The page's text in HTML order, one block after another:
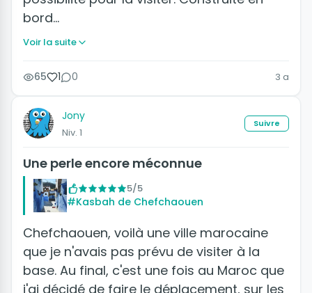
bord…
Voir la suite
65 1 0 3 a
Jony
Niv. 1
Suivre
Une perle encore méconnue
5/5
#Kasbah de Chefchaouen
Chefchaouen, voilà une ville marocaine
que je n'avais pas prévu de visiter à la
base. Au final, c'est une fois au Maroc que
j'ai décidé de faire le déplacement, sur les